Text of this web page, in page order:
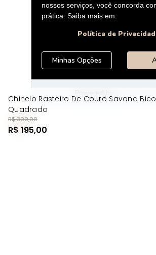
Chinelo Rasteiro De Couro Savana Bico
Quadrado
R$ 390,00
R$ 195,00